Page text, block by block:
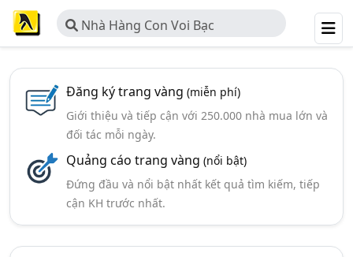
Nhà Hàng Con Voi Bạc
Đăng ký trang vàng (miễn phí)
Giới thiệu và tiếp cận với 250.000 nhà mua lớn và
đối tác mỗi ngày.
Quảng cáo trang vàng (nổi bật)
Đứng đầu và nổi bật nhất kết quả tìm kiếm, tiếp
cận KH trước nhất.